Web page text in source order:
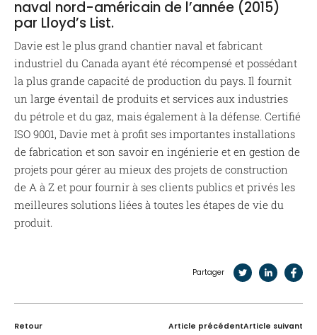
naval nord-américain de l’année (2015)
par Lloyd’s List.
Davie est le plus grand chantier naval et fabricant
industriel du Canada ayant été récompensé et possédant
la plus grande capacité de production du pays. Il fournit
un large éventail de produits et services aux industries
du pétrole et du gaz, mais également à la défense. Certifié
ISO 9001, Davie met à profit ses importantes installations
de fabrication et son savoir en ingénierie et en gestion de
projets pour gérer au mieux des projets de construction
de A à Z et pour fournir à ses clients publics et privés les
meilleures solutions liées à toutes les étapes de vie du
produit.
Partager
Retour Article précédentArticle suivant